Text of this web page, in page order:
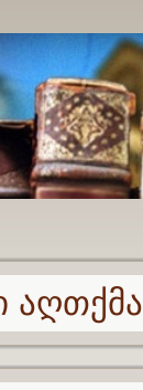
აღთქმა